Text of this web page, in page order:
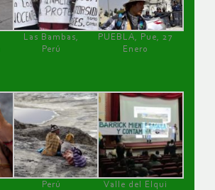
Las Bambas,
Perú
PUEBLA, Pue, 27
Enero
Perú
Valle del Elqui